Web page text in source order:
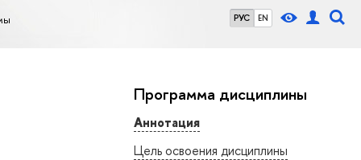
РУС EN
Программа дисциплины
Аннотация
Цель освоения дисциплины